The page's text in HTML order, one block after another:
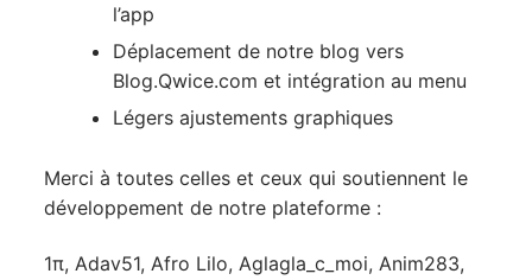
l’app
Déplacement de notre blog vers
Blog.Qwice.com et intégration au menu
Légers ajustements graphiques
Merci à toutes celles et ceux qui soutiennent le
développement de notre plateforme :
1π, Adav51, Afro Lilo, Aglagla_c_moi, Anim283,